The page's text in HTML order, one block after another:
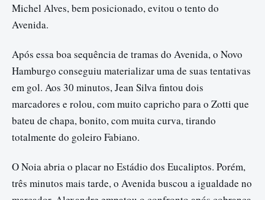
Michel Alves, bem posicionado, evitou o tento do
Avenida.
Após essa boa sequência de tramas do Avenida, o Novo
Hamburgo conseguiu materializar uma de suas tentativas
em gol. Aos 30 minutos, Jean Silva fintou dois
marcadores e rolou, com muito capricho para o Zotti que
bateu de chapa, bonito, com muita curva, tirando
totalmente do goleiro Fabiano.
O Noia abria o placar no Estádio dos Eucaliptos. Porém,
três minutos mais tarde, o Avenida buscou a igualdade no